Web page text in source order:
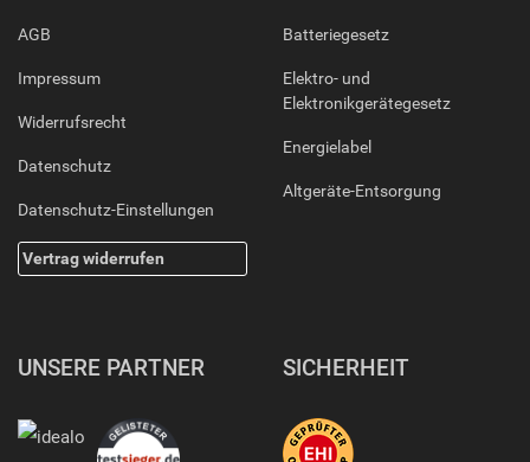
AGB
Impressum
Widerrufsrecht
Datenschutz
Datenschutz-Einstellungen
Vertrag widerrufen
Batteriegesetz
Elektro- und
Elektronikgerätegesetz
Energielabel
Altgeräte-Entsorgung
UNSERE PARTNER SICHERHEIT